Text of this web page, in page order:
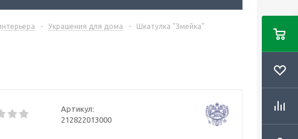
- Украшения для дома - Шкатулка "Змейка"
Артикул:
212822013000